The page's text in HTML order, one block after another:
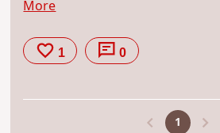
More
1 0
1